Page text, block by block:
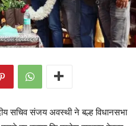
सचिव संजय अवस्थी ने बल्ह विधानसभा